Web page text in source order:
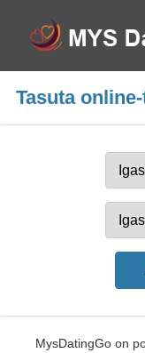
Tasuta
MysDatingGo on